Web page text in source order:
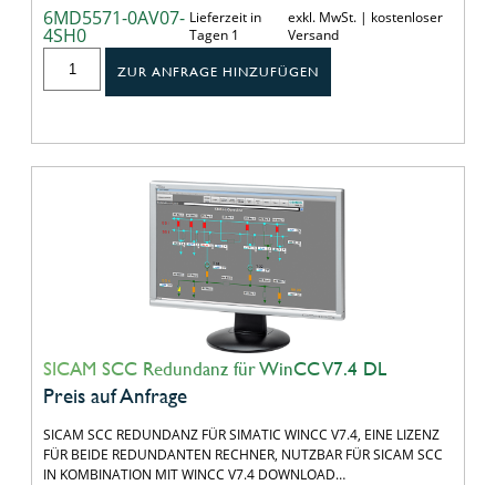
6MD5571-0AV07-
4SH0
Lieferzeit in
Tagen 1
exkl. MwSt. | kostenloser
Versand
ZUR ANFRAGE HINZUFÜGEN
SICAM SCC Redundanz für WinCC V7.4 DL
Preis auf Anfrage
SICAM SCC REDUNDANZ FÜR SIMATIC WINCC V7.4, EINE LIZENZ
FÜR BEIDE REDUNDANTEN RECHNER, NUTZBAR FÜR SICAM SCC
IN KOMBINATION MIT WINCC V7.4 DOWNLOAD…